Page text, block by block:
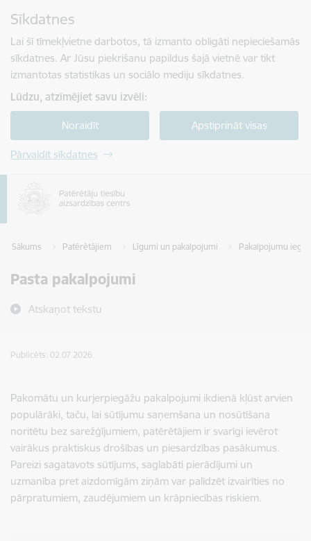
Sīkdatnes
Lai šī tīmekļvietne darbotos, tā izmanto obligāti nepieciešamās
sīkdatnes. Ar Jūsu piekrišanu papildus šajā vietnē var tikt
izmantotas statistikas un sociālo mediju sīkdatnes.
Lūdzu, atzīmējiet savu izvēli:
Noraidīt Apstiprināt visas
Pārvaldīt sīkdatnes
Sākums Patērētājiem Līgumi un pakalpojumi Pakalpojumu
Pasta pakalpojumi
Atskaņot tekstu
Publicēts: 02.07.2026.
Pakomātu un kurjerpiegāžu pakalpojumi ikdienā kļūst arvien
populārāki, taču, lai sūtījumu saņemšana un nosūtīšana
noritētu bez sarežģījumiem, patērētājiem ir svarīgi ievērot
vairākus praktiskus drošības un piesardzības pasākumus.
Pareizi sagatavots sūtījums, saglabāti pierādījumi un
uzmanība pret aizdomīgām ziņām var palīdzēt izvairīties no
pārpratumiem, zaudējumiem un krāpniecības riskiem.